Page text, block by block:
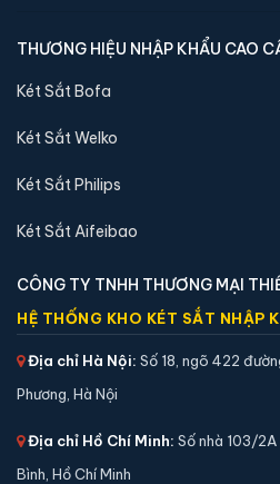
Két sắt mini Aifeibao HK-
chính hãng
📐 Kích thước:26 x 35 x 28 cm
⚖️ Trọng lượng:
THƯƠNG HIỆU NHẬP KHẨU CAO
Két Sắt Bofa
Két Sắt Welko
Két Sắt Philips
Két Sắt Aifeibao
CÔNG TY TNHH THƯƠNG MẠI
HỆ THỐNG KHO KÉT SẮT NHẬP
Địa chỉ Hà Nội: Số 18, ngõ 422
Phương, Hà Nội
Địa chỉ Hồ Chí Minh: Số nhà 103/2A
Bình, Hồ Chí Minh